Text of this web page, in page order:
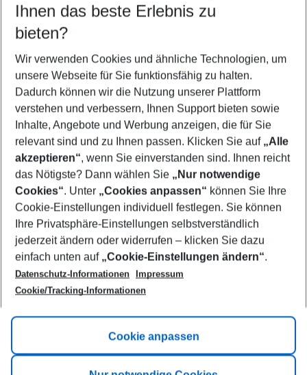
Find the perfect deal which suits your best
Your departure airport
Any airport
Select your date range
09/08/26–07/08/27 5-8 nights
Who will travel
2 adults No children
Show more filter
Footer
Footer navigation
Title A
Link A
Ihnen das beste Erlebnis zu
bieten?
Wir verwenden Cookies und ähnliche Technologien, um
unsere Webseite für Sie funktionsfähig zu halten.
Dadurch können wir die Nutzung unserer Plattform
verstehen und verbessern, Ihnen Support bieten sowie
Inhalte, Angebote und Werbung anzeigen, die für Sie
relevant sind und zu Ihnen passen. Klicken Sie auf „Alle
akzeptieren“, wenn Sie einverstanden sind. Ihnen reicht
das Nötigste? Dann wählen Sie „Nur notwendige
Cookies“. Unter „Cookies anpassen“ können Sie Ihre
Cookie-Einstellungen individuell festlegen. Sie können
Ihre Privatsphäre-Einstellungen selbstverständlich
jederzeit ändern oder widerrufen – klicken Sie dazu
einfach unten auf „Cookie-Einstellungen ändern“.
Datenschutz-Informationen
Impressum
Cookie/Tracking-Informationen
Cookie anpassen